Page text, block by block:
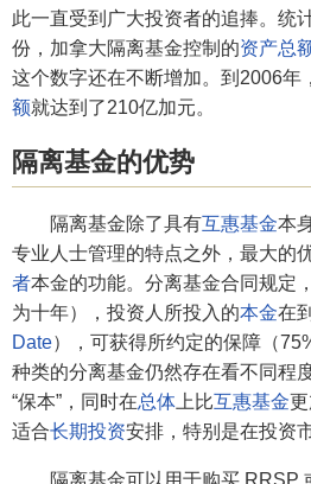
此一直受到广大投资者的追捧。统
份，加拿大隔离基金控制的资产总
这个数字还在不断增加。到2006年
额就达到了210亿加元。
隔离基金的优势
隔离基金除了具有互惠基金本
专业人士管理的特点之外，最大的
者本金的功能。分离基金合同规定
为十年），投资人所投入的本金在
Date），可获得所约定的保障（
种类的分离基金仍然存在看不同程
“保本”，同时在总体 上比互惠基金
适合长期投资安排，特别是在投资